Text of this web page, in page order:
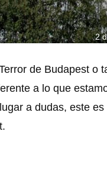
2
de Budapest o
a lo que
a dudas, este